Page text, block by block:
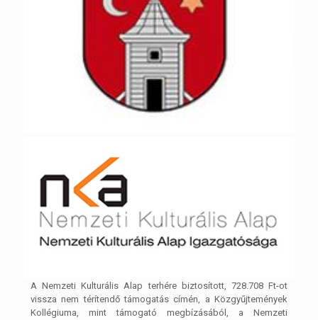
A Nemzeti Kulturális Alap terhére biztosított, 728.708 Ft-ot
vissza nem térítendő támogatás címén, a Közgyűjtemények
Kollégiuma, mint támogató megbízásából, a Nemzeti